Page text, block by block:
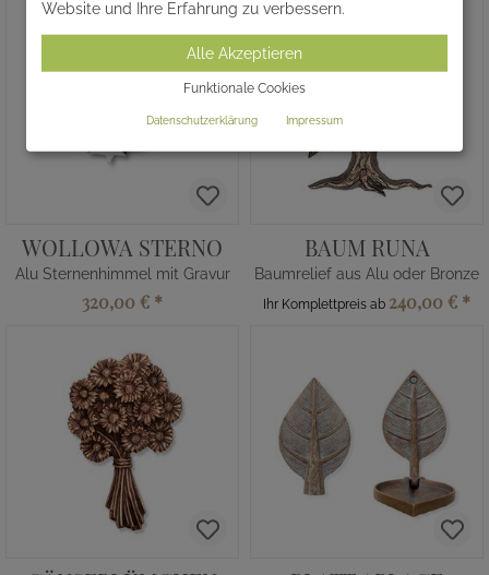
WOLLOWA STERNO
Alu Sternenhimmel mit Gravur
320,00 € *
BAUM RUNA
Baumrelief aus Alu oder Bronze
Ihr Komplettpreis ab 240,00 € *
Website und Ihre Erfahrung zu verbessern.
Alle Akzeptieren
Funktionale Cookies
Datenschutzerklärung Impressum